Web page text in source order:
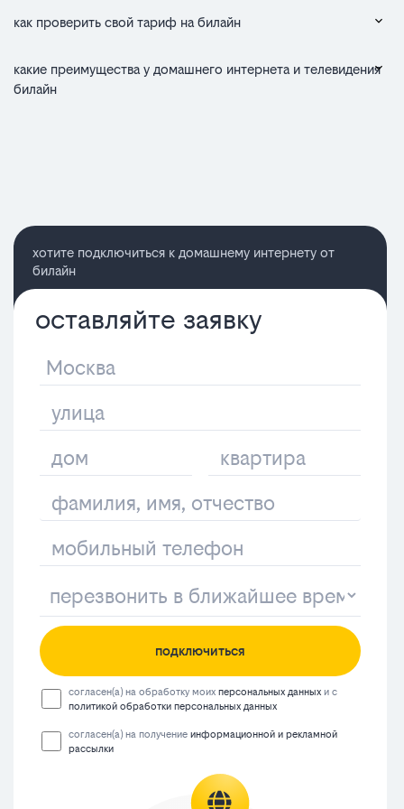
как проверить свой тариф на билайн
какие преимущества у домашнего интернета и телевидения
билайн
хотите подключиться к домашнему интернету от
билайн
оставляйте заявку
подключиться
согласен(а) на обработку моихперсональных данных и с
политикой обработки персональных данных
согласен(а) на получениеинформационной и рекламной
рассылки